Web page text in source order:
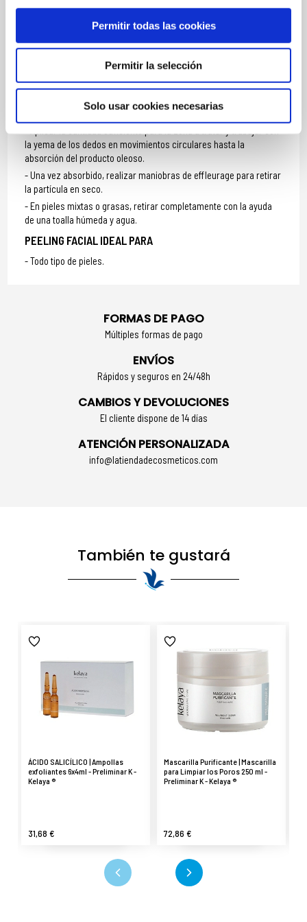
Permitir todas las cookies
Permitir la selección
Solo usar cookies necesarias
MÁS INFORMACIÓN
MODO DE UTILIZACIÓN
la yema de los dedos en movimientos circulares hasta la
absorción del producto oleoso.
Una vez absorbido, realizar maniobras de effleurage para retirar
la partícula en seco.
En pieles mixtas o grasas, retirar completamente con la ayuda
de una toalla húmeda y agua.
PEELING FACIAL IDEAL PARA
Todo tipo de pieles.
FORMAS DE PAGO
Múltiples formas de pago
ENVÍOS
Rápidos y seguros en 24/48h
CAMBIOS Y DEVOLUCIONES
El cliente dispone de 14 días
ATENCIÓN PERSONALIZADA
info@latiendadecosmeticos.com
También te gustará
ÁCIDO SALICÍLICO | Ampollas
exfoliantes 6x4ml - Preliminar K -
Kelaya ®
31,68 €
Mascarilla Purificante | Mascarilla
para Limpiar los Poros 250 ml -
Preliminar K - Kelaya ®
72,86 €